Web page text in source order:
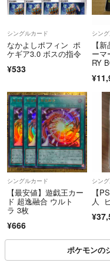
シングルカード
なかよしポフィン ポ
ケギア3.0 ボスの指令
¥533
シン
【
ーマ
RY
シングルカード
【最安値】遊戯王カー
ド 超逸融合 ウルト
ラ 3枚
¥666
シン
【
人
ポケモンの